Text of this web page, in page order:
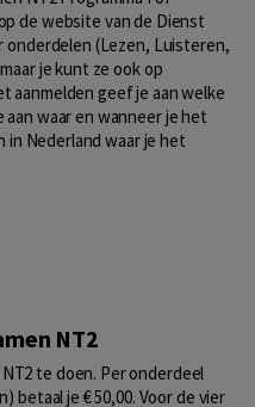
de website van de Dienst
onderdelen (Lezen, Luisteren,
je kunt ze ook op
aanmelden geef je aan welke
waar en wanneer je het
in Nederland waar je het
NT2
te doen. Per onderdeel
betaal je € 50,00. Voor de vier